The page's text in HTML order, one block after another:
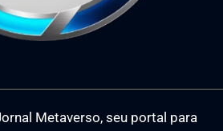
Metaverso, seu portal para